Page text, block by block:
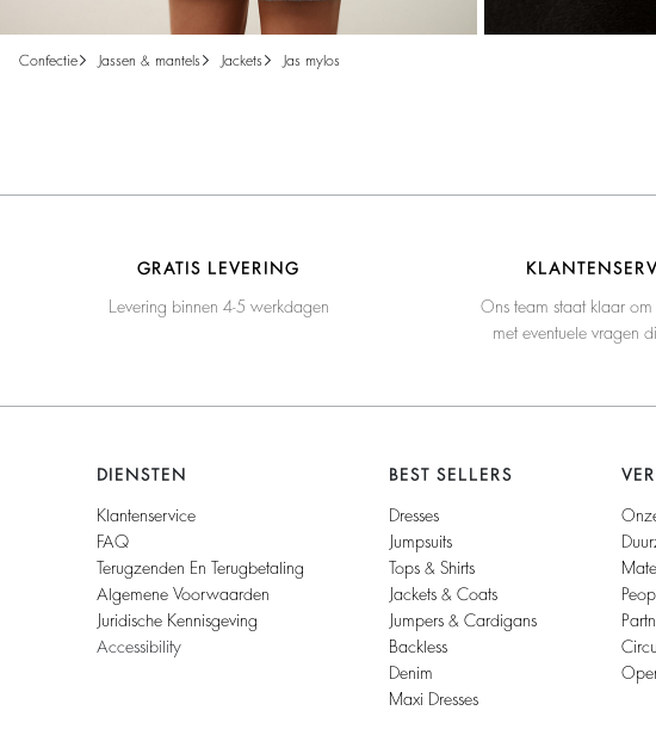
confectie jassen & mantels jackets jas mylos
GRATIS LEVERING
Levering binnen 4-5 werkdagen
Ons team staat klaar om
met eventuele vragen
DIENSTEN
Klantenservice
FAQ
Terugzenden En Terugbetaling
Algemene Voorwaarden
Juridische Kennisgeving
Accessibility
BEST SELLERS
Dresses
Jumpsuits
Tops & Shirts
Jackets & Coats
Jumpers & Cardigans
Backless
Denim
Maxi Dresses